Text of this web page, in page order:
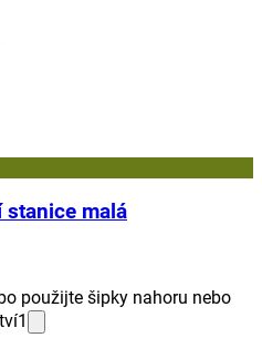
stanice malá
použijte šipky nahoru nebo
1